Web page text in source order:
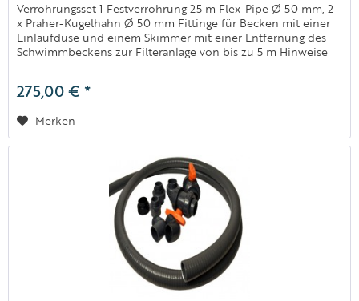
Verrohrungsset 1 Festverrohrung 25 m Flex-Pipe Ø 50 mm, 2
x Praher-Kugelhahn Ø 50 mm Fittinge für Becken mit einer
Einlaufdüse und einem Skimmer mit einer Entfernung des
Schwimmbeckens zur Filteranlage von bis zu 5 m Hinweise
275,00 € *
Merken